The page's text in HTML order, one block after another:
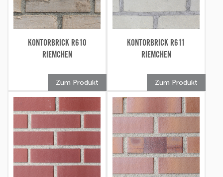
KONTORBRICK R610
RIEMCHEN
Zum Produkt
KONTORBRICK R611
RIEMCHEN
Zum Produkt